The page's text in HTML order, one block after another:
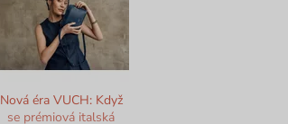
Nová éra VUCH: Když
se prémiová italská